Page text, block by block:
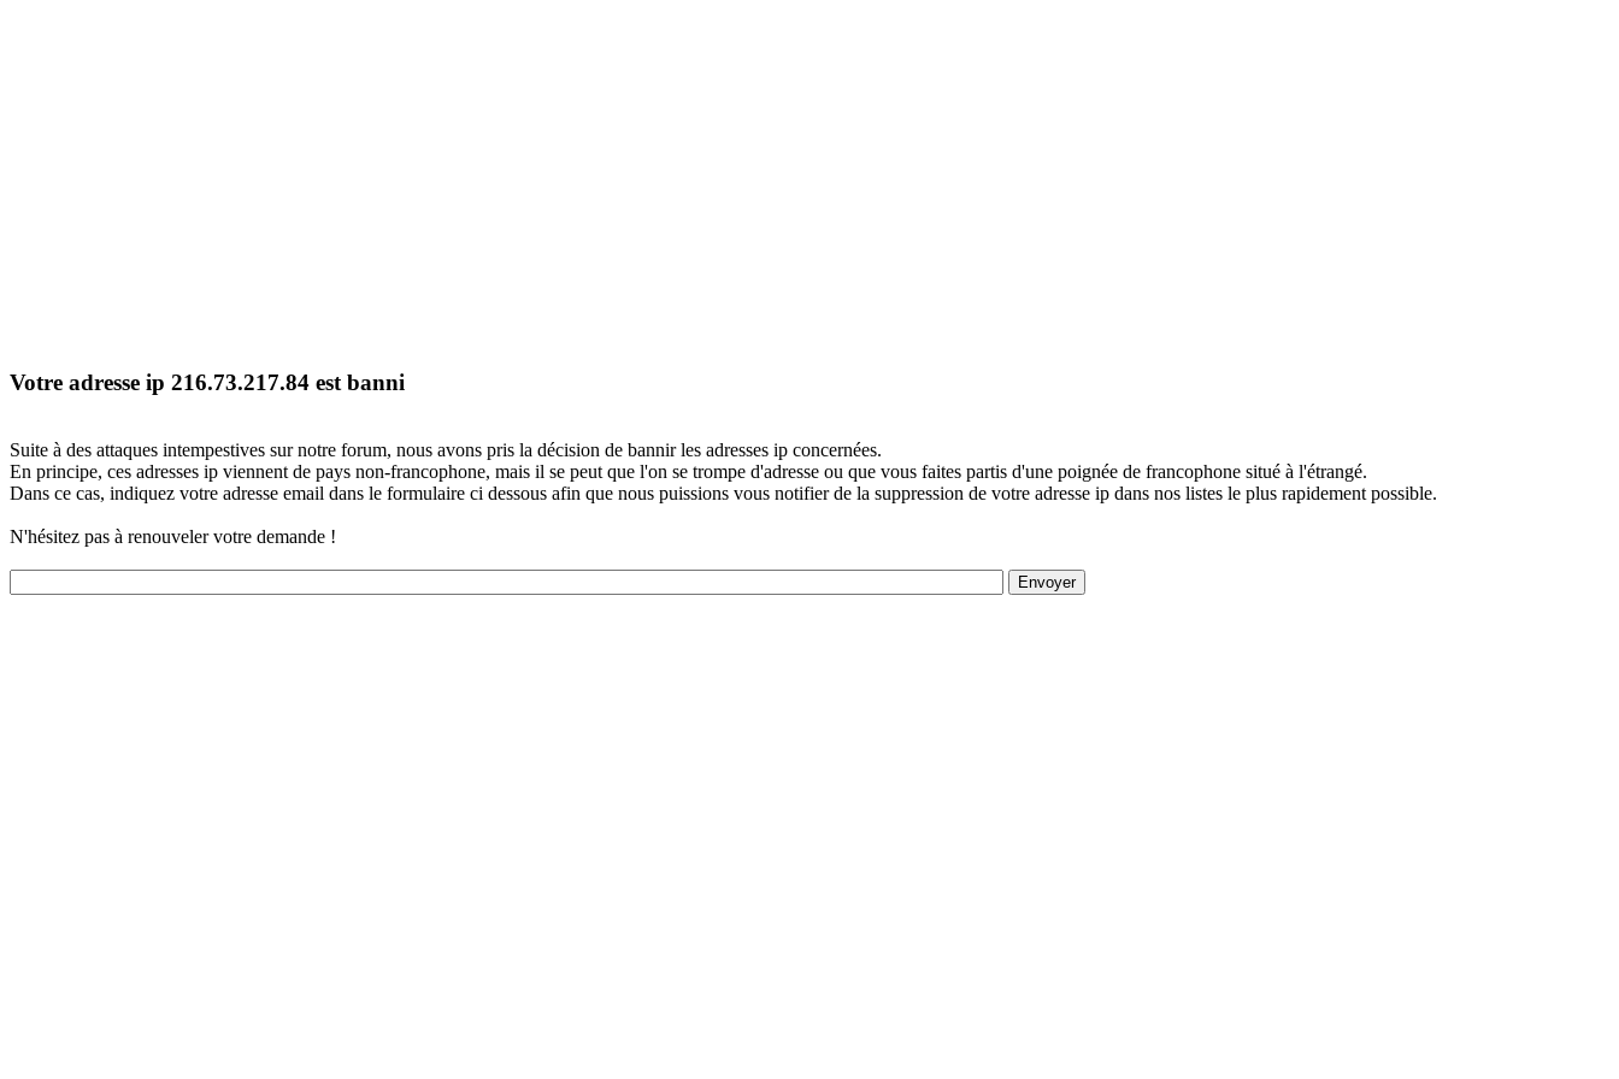
Votre adresse ip 216.73.217.84 est banni
Suite à des attaques intempestives sur notre forum, nous avons pris la décision de bannir les adresses ip concernées.
En principe, ces adresses ip viennent de pays non-francophone, mais il se peut que l'on se trompe d'adresse ou que vous faites partis d'une poignée de francophone situé à l'étrangé.
Dans ce cas, indiquez votre adresse email dans le formulaire ci dessous afin que nous puissions vous notifier de la suppression de votre adresse ip dans nos listes le plus rapidement possible.
N'hésitez pas à renouveler votre demande !